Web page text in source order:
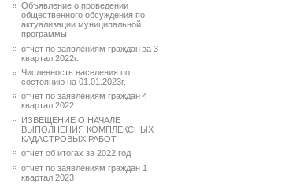
Объявление о проведении
общественного обсуждения по
актуализации муниципальной
программы
отчет по заявлениям граждан за 3
квартал 2022г.
Численность населения по
состоянию на 01.01.2023г.
отчет по заявлениям граждан 4
квартал 2022
ИЗВЕЩЕНИЕ О НАЧАЛЕ
ВЫПОЛНЕНИЯ КОМПЛЕКСНЫХ
КАДАСТРОВЫХ РАБОТ
отчет об итогах за 2022 год
отчет по заявлениям граждан 1
квартал 2023